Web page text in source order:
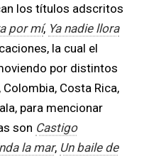
los títulos adscritos
por mí, Ya nadie llora
la cual el
por distintos
Costa Rica,
para mencionar
son Castigo
la mar, Un baile de